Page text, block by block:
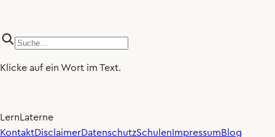
Klicke auf ein Wort im Text.
×0.80 🐢
LernLaterne
KontaktDisclaimerDatenschutzSchulen ImpressumBlog